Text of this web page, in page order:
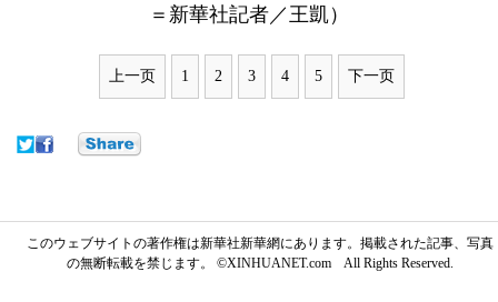
＝新華社記者／王凱）
上一页 1 2 3 4 5 下一页
このウェブサイトの著作権は新華社新華網にあります。掲載された記事、写真
の無断転載を禁じます。 ©XINHUANET.com All Rights Reserved.